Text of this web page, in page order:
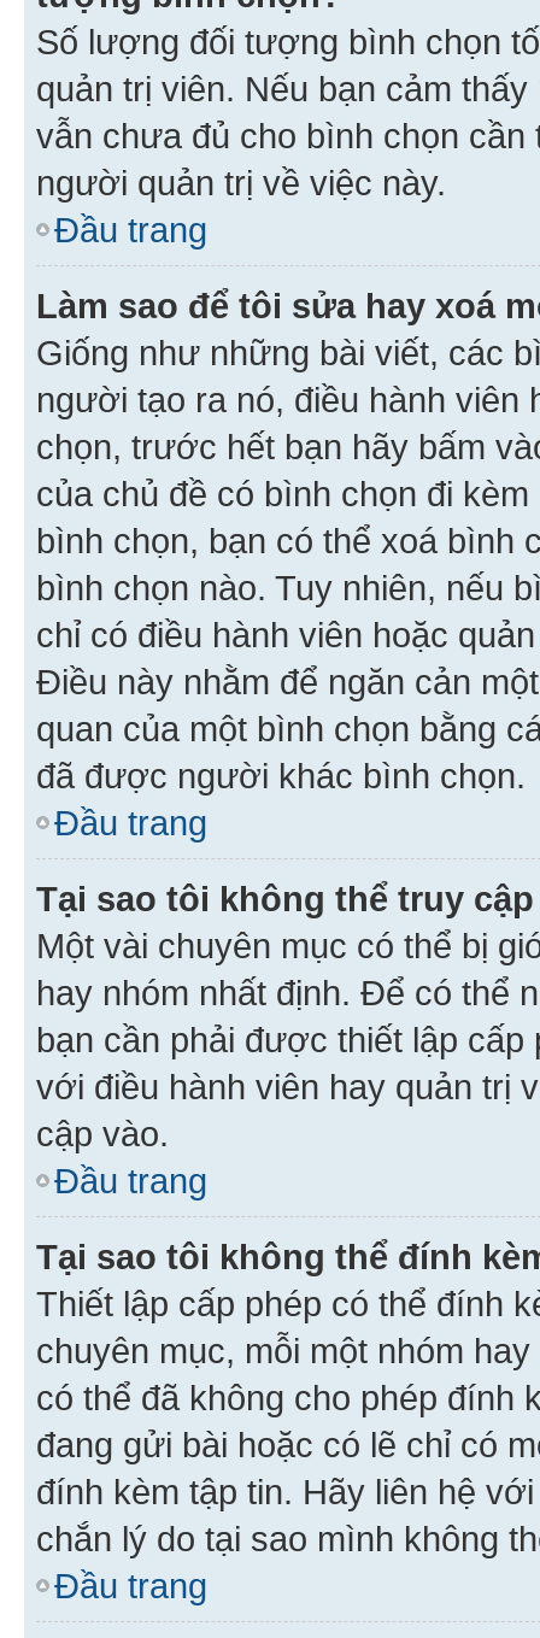
Số lượng đối tượng bình chọn
quản trị viên. Nếu bạn cảm
vẫn chưa đủ cho bình chọn
người quản trị về việc này.
Đầu trang
Làm sao để tôi sửa hay xoá
Giống như những bài viết, các
người tạo ra nó, điều hành
chọn, trước hết bạn hãy bấm
của chủ đề có bình chọn đi
bình chọn, bạn có thể xoá bình
bình chọn nào. Tuy nhiên, nếu
chỉ có điều hành viên hoặc
Điều này nhằm để ngăn cản
quan của một bình chọn bằng
đã được người khác bình chọn.
Đầu trang
Tại sao tôi không thể truy
Một vài chuyên mục có thể bị
hay nhóm nhất định. Để có thể
bạn cần phải được thiết lập
với điều hành viên hay quản trị
cập vào.
Đầu trang
Tại sao tôi không thể đính
Thiết lập cấp phép có thể đính
chuyên mục, mỗi một nhóm
có thể đã không cho phép đính
đang gửi bài hoặc có lẽ chỉ có
đính kèm tập tin. Hãy liên hệ
chắn lý do tại sao mình không
Đầu trang